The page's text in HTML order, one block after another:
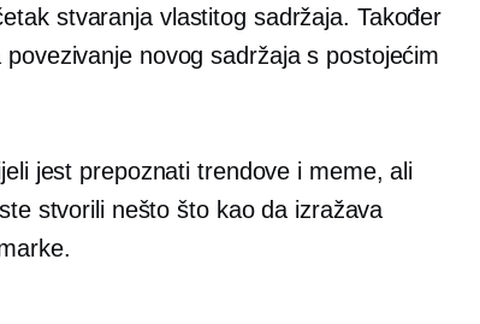
stvaranja vlastitog sadržaja. Također
novog sadržaja s postojećim
jest prepoznati trendove i meme, ali
stvorili nešto što kao da izražava